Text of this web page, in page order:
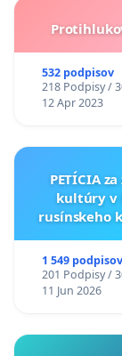
532 podpisov
218 Podpisy /
12 Apr 2023
PETÍCIA
kultúry v
rusínskeho
1 549 podpisov
201 Podpisy /
11 Jun 2026